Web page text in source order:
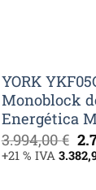
YORK
Monoblock
Energética
3.994,00€ El
+21 % IVA